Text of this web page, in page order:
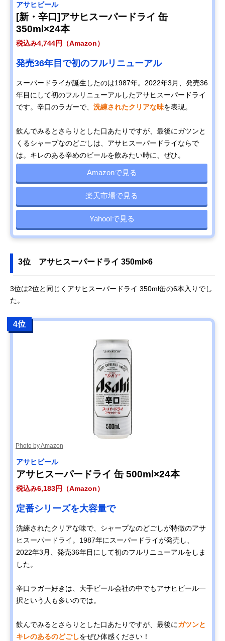
アサヒビール
[新・辛口]アサヒスーパードライ 缶
350ml×24本
税込み4,744円（Amazon）
発売36年目で初のフルリニューアル
スーパードライが誕生したのは1987年。2022年3月、発売36
年目にして初のフルリニューアルしたアサヒスーパードライ
です。辛口のラガーで、 洗練されたクリアな味を表現。
飲んでみるとさらりとした口あたりですが、最後にガツンと
くるシャープなのどごしは、アサヒスーパードライならで
は。キレのある辛めのビールを飲みたい時に、ぜひ。
Amazonで見る
楽天市場で見る
Yahoo!で見る
3位 アサヒスーパードライ 350ml×6
3位は2位と同じくアサヒスーパードライ 350ml缶の6本入りでし
た。
4位
Photo by Amazon
アサヒビール
アサヒスーパードライ 缶 500ml×24本
税込み6,183円（Amazon）
定番シリーズを大容量で
洗練されたクリアな味で、シャープなのどごしが特徴のアサ
ヒスーパードライ。1987年にスーパードライが発売し、
2022年3月、発売36年目にして初のフルリニューアルをしま
した。
辛口ラガー好きは、大手ビール会社の中でもアサヒビール一
択という人も多いのでは。
飲んでみるとさらりとした口あたりですが、最後にガツンと
キレのあるのどごしをぜひ体感ください！